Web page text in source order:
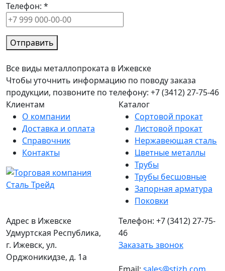
Телефон: *
Отправить
Все виды металлопроката в Ижевске
Чтобы уточнить информацию по поводу заказа
продукции, позвоните по телефону: +7 (3412) 27-75-46
Клиентам
О компании
Доставка и оплата
Справочник
Контакты
Каталог
Сортовой прокат
Листовой прокат
Нержавеющая сталь
Цветные металлы
Трубы
Трубы бесшовные
Запорная арматура
Поковки
Адрес в Ижевске
Удмуртская Республика,
г. Ижевск, ул.
Орджоникидзе, д. 1а
Телефон: +7 (3412) 27-75-
46
Заказать звонок